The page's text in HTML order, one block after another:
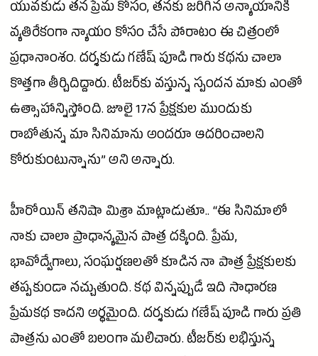
యువకుడు తనప్రేమకోసం, తనకు జరిగిన అన్యాయానికి
వ్యతిరేకంగా న్యాయం కోసం చేసే పోరాటం ఈ చిత్రంలో
ప్రధానాంశం. దర్శకుడు గణేష్ పూడి గారు కథను చాలా
కొత్తగా తీర్చిదిద్దారు. టీజర్‌కు వస్తున్న స్పందన మాకు ఎంతో
ఉత్సాహాన్నిస్తోంది. జూలై 17న ప్రేక్షకుల ముందుకు
రాబోతున్న మా సినిమాను అందరూ ఆదరించాలని
కోరుకుంటున్నాను” అని అన్నారు.
హీరోయిన్ తనిషా మిశ్రా మాట్లాడుతూ.. “ఈ సినిమాలో
నాకు చాలా ప్రాధాన్యమైన పాత్ర దక్కింది.ప్రేమ,
భావోద్వేగాలు, సంఘర్షణలతో కూడిన నా పాత్ర ప్రేక్షకులకు
తప్పకుండా నచ్చుతుంది. కథ విన్నప్పుడే ఇది సాధారణ
ప్రేమకథ కాదని అర్థమైంది. దర్శకుడు గణేష్ పూడి గారు ప్రతి
పాత్రను ఎంతో బలంగా మలిచారు. టీజర్‌కు లభిస్తున్న